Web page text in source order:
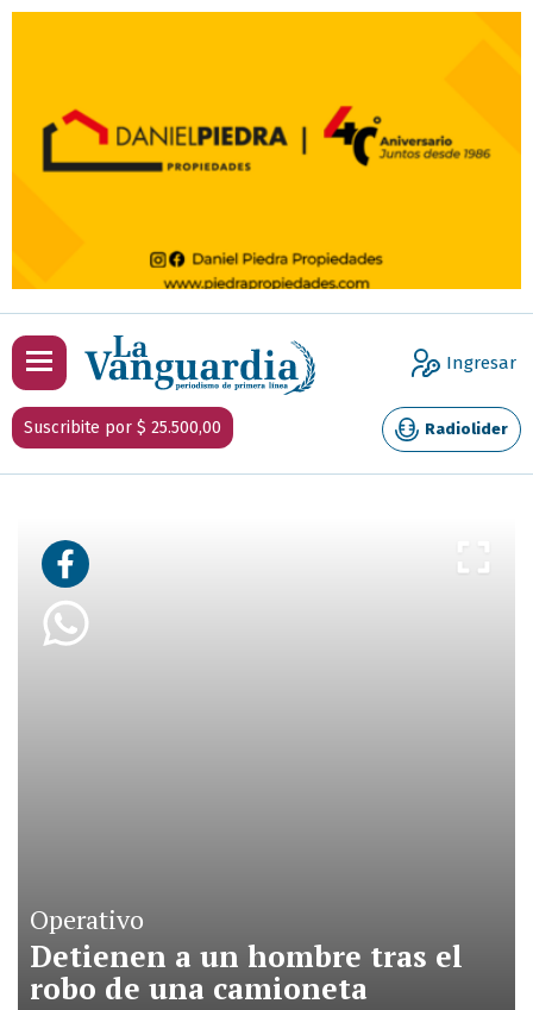
Ingresar
Suscribite por $ 25.500,00 Radiolider
Operativo
Detienen a un hombre tras el
robo de una camioneta